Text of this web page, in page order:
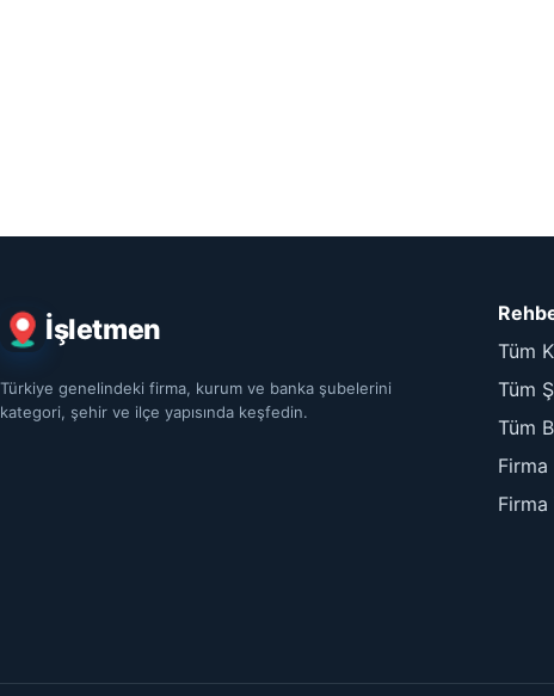
İşletmen
Türkiye genelindeki firma, kurum ve banka şubelerini
kategori, şehir ve ilçe yapısında keşfedin.
Tüm
Tüm
Tüm
Firma